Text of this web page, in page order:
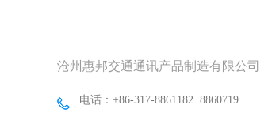
沧州惠邦交通通讯产品制造有限公司
电话：+86-317-8861182 8860719